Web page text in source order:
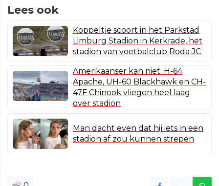
Lees ook
Koppeltje scoort in het Parkstad
Limburg Stadion in Kerkrade, het
stadion van voetbalclub Roda JC
Amerikaanser kan niet: H-64
Apache, UH-60 Blackhawk en CH-
47F Chinook vliegen heel laag
over stadion
Man dacht even dat hij iets in een
stadion af zou kunnen strepen